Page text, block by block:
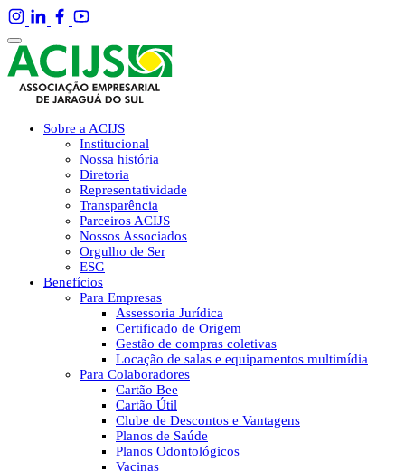
Sobre a ACIJS
Institucional
Nossa história
Diretoria
Representatividade
Transparência
Parceiros ACIJS
Nossos Associados
Orgulho de Ser
ESG
Benefícios
Para Empresas
Assessoria Jurídica
Certificado de Origem
Gestão de compras coletivas
Locação de salas e equipamentos multimídia
Para Colaboradores
Cartão Bee
Cartão Útil
Clube de Descontos e Vantagens
Planos de Saúde
Planos Odontológicos
Vacinas